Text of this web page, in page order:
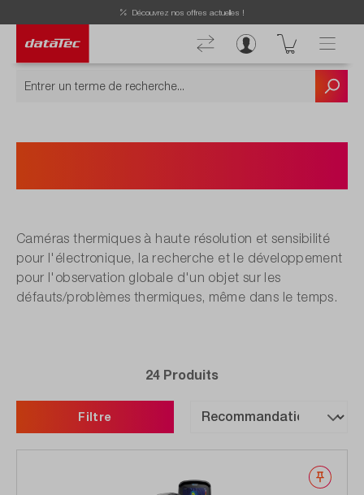
Découvrez nos offres actuelles !
Caméras thermiques à haute résolution et sensibilité
pour l'électronique, la recherche et le développement
pour l'observation globale d'un objet sur les
défauts/problèmes thermiques, même dans le temps.
Filtre
24 Produits
Noter